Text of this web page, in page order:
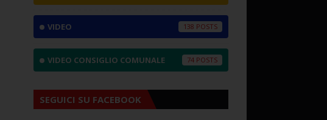
VIDEO 138
VIDEO CONSIGLIO COMUNALE 74
SEGUICI SU FACEBOOK